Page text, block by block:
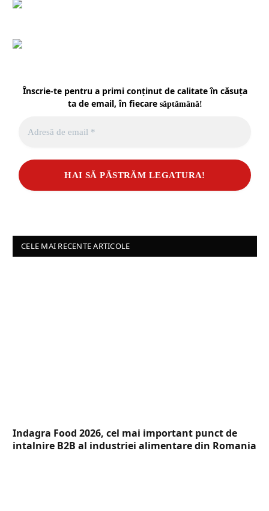
Înscrie-te pentru a primi conținut de calitate în căsuța
ta de email, în fiecare săptămână!
CELE MAI RECENTE ARTICOLE
Indagra Food 2026, cel mai important punct de
intalnire B2B al industriei alimentare din Romania